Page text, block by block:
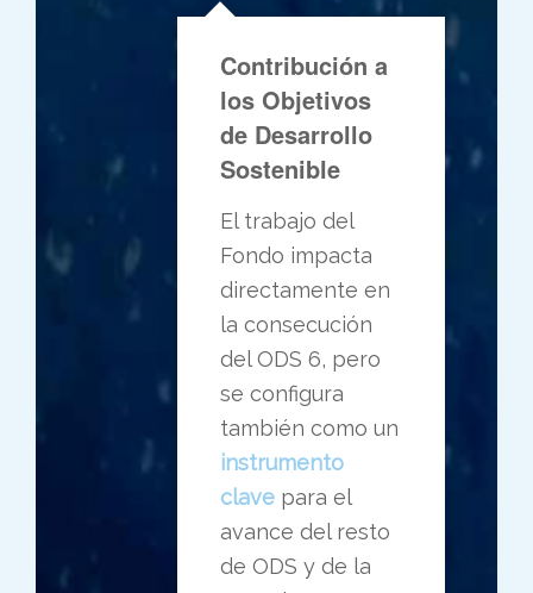
Contribución a
los Objetivos
de Desarrollo
Sostenible
El trabajo del
Fondo impacta
directamente en
la consecución
del ODS 6, pero
se configura
también como un
instrumento
clave para el
avance del resto
de ODS y de la